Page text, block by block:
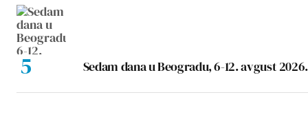
Sedam dana u Beogradu, 6-12. avgust 2026.